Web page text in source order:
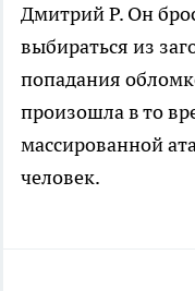
Дмитрий Р. Он
выбираться из
попадания
произошла в то
массированной
человек.